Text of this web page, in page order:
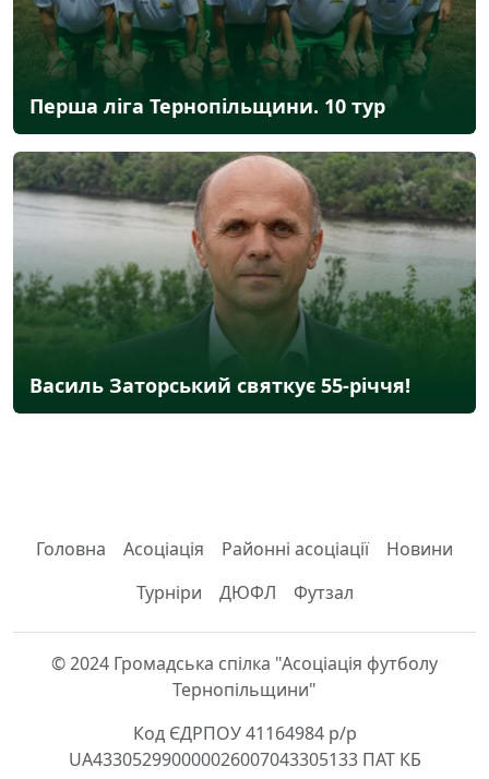
Перша ліга Тернопільщини. 10 тур
Василь Заторський святкує 55-річчя!
Головна Асоціація Районні асоціації
Новини
Турніри
ДЮФЛ Футзал
© 2024 Громадська спілка "Асоціація футболу
Тернопільщини"
Код ЄДРПОУ 41164984 р/р
UA433052990000026007043305133 ПАТ КБ